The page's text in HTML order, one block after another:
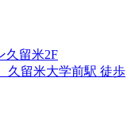
久留米2F
久留米大学前駅 徒歩